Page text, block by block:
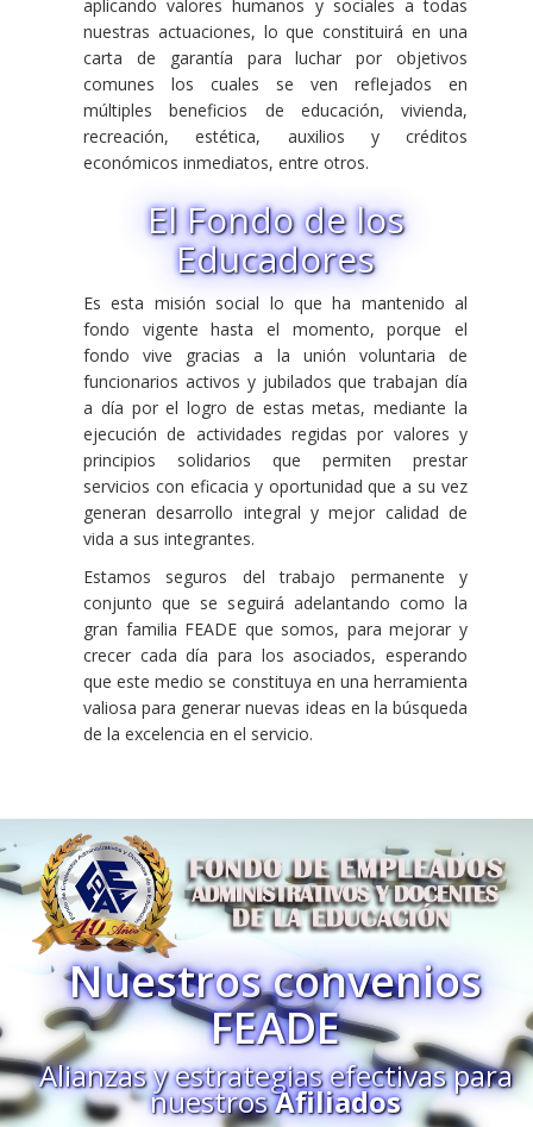
aplicando valores humanos y sociales a todas
nuestras actuaciones, lo que constituirá en una
carta de garantía para luchar por objetivos
comunes los cuales se ven reflejados en
múltiples beneficios de educación, vivienda,
recreación, estética, auxilios y créditos
económicos inmediatos, entre otros.
El Fondo de los
Educadores
Es esta misión social lo que ha mantenido al
fondo vigente hasta el momento, porque el
fondo vive gracias a la unión voluntaria de
funcionarios activos y jubilados que trabajan día
a día por el logro de estas metas, mediante la
ejecución de actividades regidas por valores y
principios solidarios que permiten prestar
servicios con eficacia y oportunidad que a su vez
generan desarrollo integral y mejor calidad de
vida a sus integrantes.
Estamos seguros del trabajo permanente y
conjunto que se seguirá adelantando como la
gran familia FEADE que somos, para mejorar y
crecer cada día para los asociados, esperando
que este medio se constituya en una herramienta
valiosa para generar nuevas ideas en la búsqueda
de la excelencia en el servicio.
Nuestros convenios
FEADE
Alianzas y estrategias efectivas para
nuestrosAfiliados